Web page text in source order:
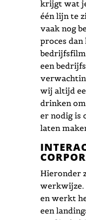
krijgt wat
één lijn te
vaak nog
proces dan
bedrijfsfilm
een
wij altijd
drinken
er nodig is
laten
Hieronder
werkwijze.
en werkt
een